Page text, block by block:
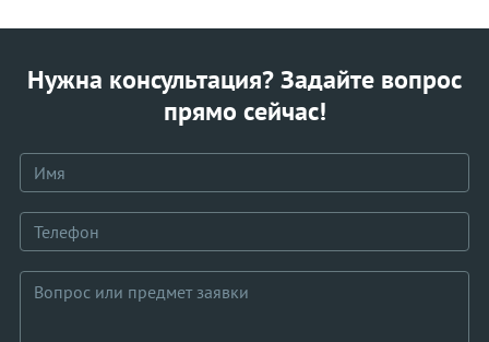
Нужна консультация? Задайте вопрос
прямо сейчас!